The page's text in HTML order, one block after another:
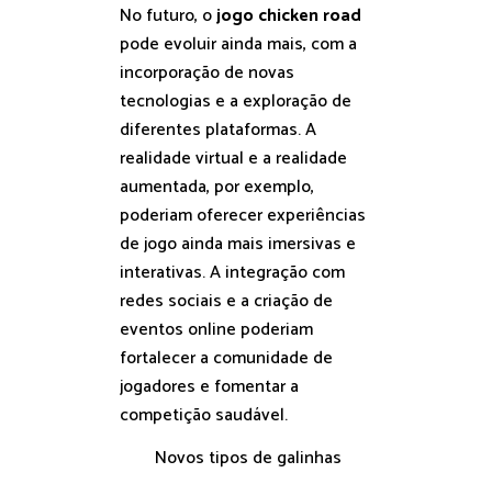
No futuro, ojogo chicken road
pode evoluir ainda mais, com a
incorporação de novas
tecnologias e a exploração de
diferentes plataformas. A
realidade virtual e a realidade
aumentada, por exemplo,
poderiam oferecer experiências
de jogo ainda mais imersivas e
interativas. A integração com
redes sociais e a criação de
eventos online poderiam
fortalecer a comunidade de
jogadores e fomentar a
competição saudável.
Novos tipos de galinhas